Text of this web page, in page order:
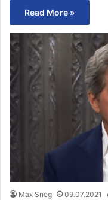
Read More »
Max Sneg 09.07.2021